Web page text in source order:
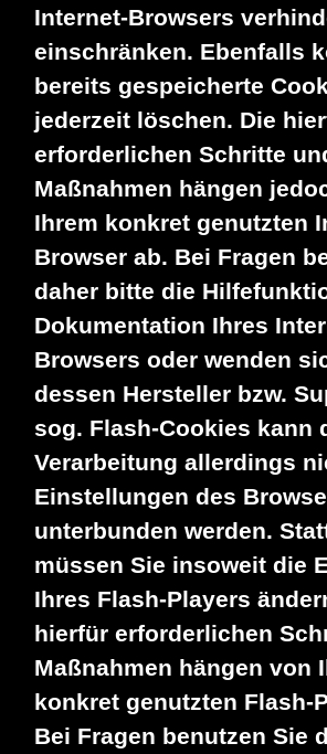
Internet-Browsers
einschränken. Ebenfalls
bereits gespeicherte
jederzeit löschen. Die
erforderlichen Schritte
Maßnahmen hängen
Ihrem konkret genutzten
Browser ab. Bei Fragen
daher bitte die
Dokumentation Ihres
Browsers oder wenden
dessen Hersteller bzw.
sog. Flash-Cookies kann
Verarbeitung allerdings
Einstellungen des
unterbunden werden.
müssen Sie insoweit die
Ihres Flash-Players
hierfür erforderlichen
Maßnahmen hängen von
konkret genutzten Flash-
Bei Fragen benutzen Sie